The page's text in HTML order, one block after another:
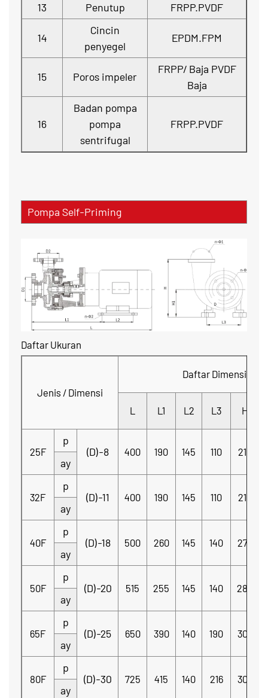
13 Penutup FRPP.PVDF
14
Cincin
penyegel
EPDM.FPM
15 Poros impeler
FRPP/ Baja PVDF
Baja
16
Badan pompa
pompa
sentrifugal
FRPP.PVDF
Pompa Self-Priming
Daftar Ukuran
Jenis / Dimensi
Daftar Dimensi
L L1 L2 L3 H
25F
p
(D)-8
400 190 145 110 210
ay
32F
p
(D)-11
400 190 145 110 210
ay
40F
p
(D)-18
500 260 145 140 270
ay
50F
p
(D)-20
515 255 145 140 280
ay
65F
p
(D)-25
650 390 140 190 300
ay
80F
p
(D)-30
725 415 140 216 300
ay